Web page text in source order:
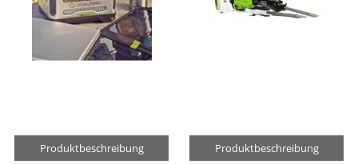
Produktbeschreibung Produktbeschreibung